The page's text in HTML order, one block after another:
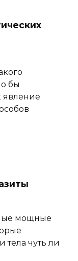
бы
явление
мощные
тела чуть ли